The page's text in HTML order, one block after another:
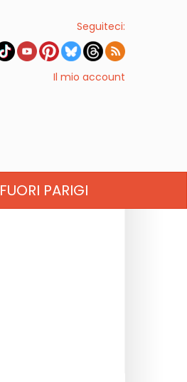
Seguiteci:
Il mio account
FUORI PARIGI